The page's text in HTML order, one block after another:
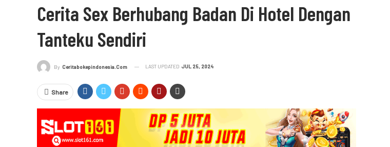
Cerita Sex Berhubang Badan Di Hotel Dengan
Tanteku Sendiri
By Ceritabokepindonesia.com LAST UPDATED JUL 25, 2024
Share